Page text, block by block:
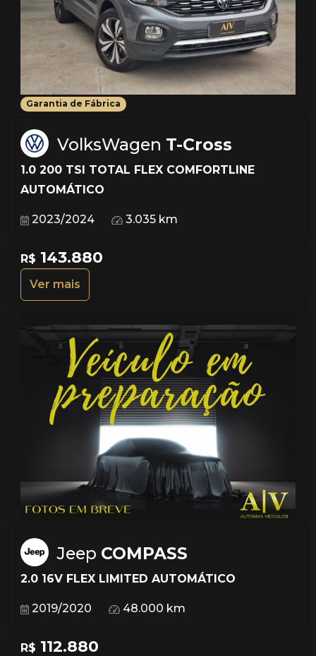
Garantia de Fábrica
VolksWagen T-Cross
1.0 200 TSI TOTAL FLEX COMFORTLINE
AUTOMÁTICO
2023/2024 3.035 km
R$ 143.880
Ver mais
Jeep COMPASS
2.0 16V FLEX LIMITED AUTOMÁTICO
2019/2020 48.000 km
R$ 112.880